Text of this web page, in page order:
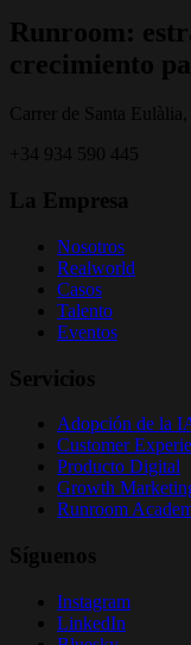
Runroom:
crecimiento
Carrer de Santa
+34 934 590 445
La Empresa
Nosotros
Realworld
Casos
Talento
Eventos
Servicios
Adopción de la
Customer
Producto Digital
Growth
Runroom
Síguenos
Instagram
LinkedIn